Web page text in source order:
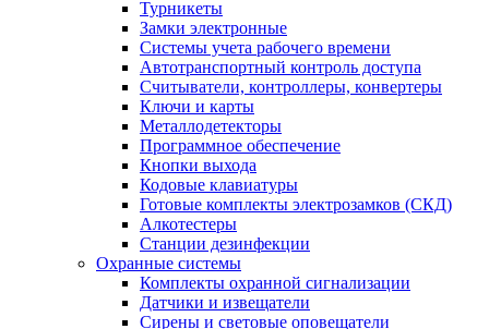
Турникеты
Замки электронные
Системы учета рабочего времени
Автотранспортный контроль доступа
Считыватели, контроллеры, конвертеры
Ключи и карты
Металлодетекторы
Программное обеспечение
Кнопки выхода
Кодовые клавиатуры
Готовые комплекты электрозамков (СКД)
Алкотестеры
Станции дезинфекции
Охранные системы
Комплекты охранной сигнализации
Датчики и извещатели
Сирены и световые оповещатели